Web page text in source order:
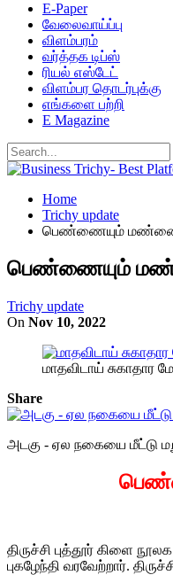
E-Paper
வேலைவாய்ப்பு
விளம்பரம்
வர்த்தக டிப்ஸ்
ரியல் எஸ்டேட்
விளம்பர தொடர்புக்கு
எங்களை பற்றி
E Magazine
Home
Trichy update
பெண்ணையும்
பெண்ணையும்
Trichy update
On Nov 10, 2022
மாதவிடாய் சுகாதார
Share
அடகு - ஏல நகையை மீட்டு
திருச்சி புத்தூர் கிளை
புகழேந்தி வரவேற்றார்.